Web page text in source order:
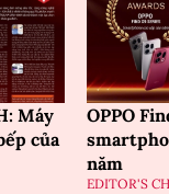
Máy
của
OPPO
năm
EDITOR'S